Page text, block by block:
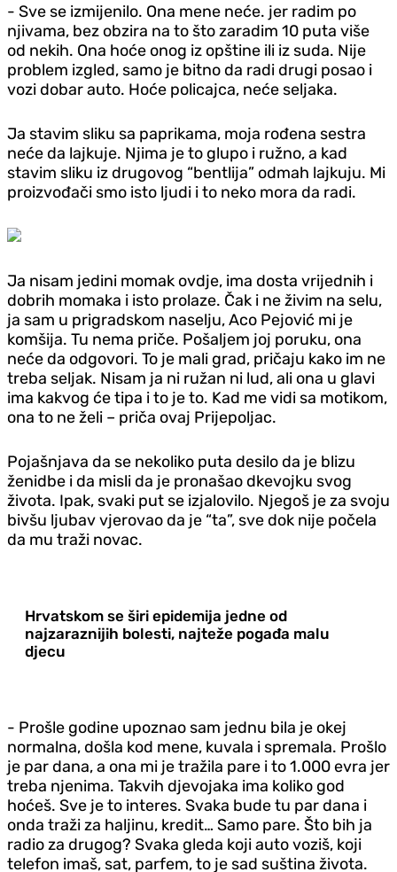
- Sve se izmijenilo. Ona mene neće. jer radim po
njivama, bez obzira na to što zaradim 10 puta više
od nekih. Ona hoće onog iz opštine ili iz suda. Nije
problem izgled, samo je bitno da radi drugi posao i
vozi dobar auto. Hoće policajca, neće seljaka.
Ja stavim sliku sa paprikama, moja rođena sestra
neće da lajkuje. Njima je to glupo i ružno, a kad
stavim sliku iz drugovog “bentlija” odmah lajkuju. Mi
proizvođači smo isto ljudi i to neko mora da radi.
Ja nisam jedini momak ovd‌je, ima dosta vrijednih i
dobrih momaka i isto prolaze. Čak i ne živim na selu,
ja sam u prigradskom naselju, Aco Pejović mi je
komšija. Tu nema priče. Pošaljem joj poruku, ona
neće da odgovori. To je mali grad, pričaju kako im ne
treba seljak. Nisam ja ni ružan ni lud, ali ona u glavi
ima kakvog će tipa i to je to. Kad me vidi sa motikom,
ona to ne želi – priča ovaj Prijepoljac.
Pojašnjava da se nekoliko puta desilo da je blizu
ženidbe i da misli da je pronašao dkevojku svog
života. Ipak, svaki put se izjalovilo. Njegoš je za svoju
bivšu ljubav vjerovao da je “ta”, sve dok nije počela
da mu traži novac.
Hrvatskom se širi epidemija jedne od
najzaraznijih bolesti, najteže pogađa malu
d‌jecu
- Prošle godine upoznao sam jednu bila je okej
normalna, došla kod mene, kuvala i spremala. Prošlo
je par dana, a ona mi je tražila pare i to 1.000 evra jer
treba njenima. Takvih d‌jevojaka ima koliko god
hoćeš. Sve je to interes. Svaka bude tu par dana i
onda traži za haljinu, kredit… Samo pare. Što bih ja
radio za drugog? Svaka gleda koji auto voziš, koji
telefon imaš, sat, parfem, to je sad suština života.